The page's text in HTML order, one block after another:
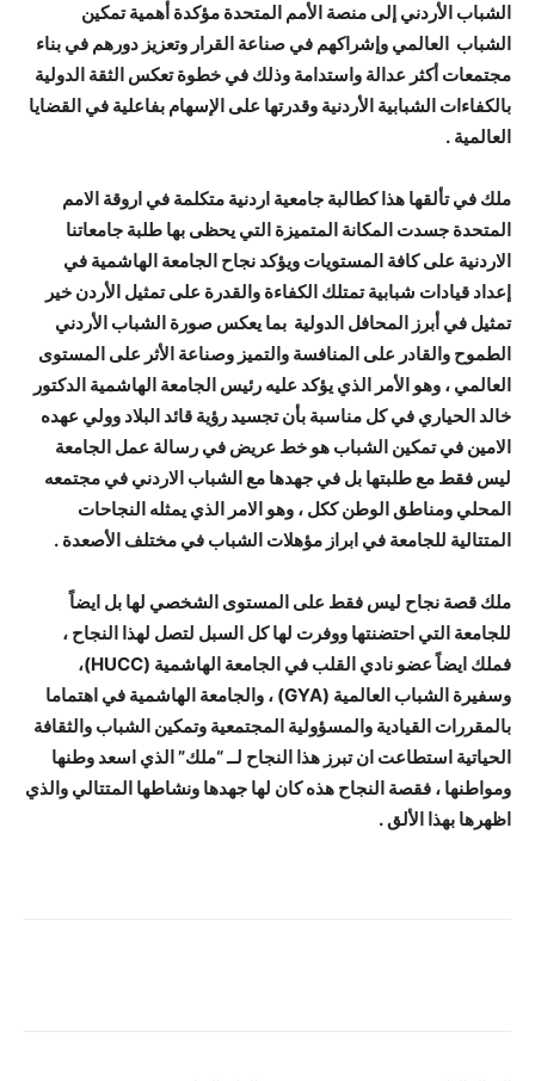
الشباب الأردني إلى منصة الأمم المتحدة مؤكدة أهمية تمكين
الشباب العالمي وإشراكهم في صناعة القرار وتعزيز دورهم في بناء
مجتمعات أكثر عدالة واستدامة وذلك في خطوة تعكس الثقة الدولية
بالكفاءات الشبابية الأردنية وقدرتها على الإسهام بفاعلية في القضايا
العالمية .
ملك في تألقها هذا كطالبة جامعية اردنية متكلمة في اروقة الامم
المتحدة جسدت المكانة المتميزة التي يحظى بها طلبة جامعاتنا
الاردنية على كافة المستويات ويؤكد نجاح الجامعة الهاشمية في
إعداد قيادات شبابية تمتلك الكفاءة والقدرة على تمثيل الأردن خير
تمثيل في أبرز المحافل الدولية بما يعكس صورة الشباب الأردني
الطموح والقادر على المنافسة والتميز وصناعة الأثر على المستوى
العالمي ، وهو الأمر الذي يؤكد عليه رئيس الجامعة الهاشمية الدكتور
خالد الحياري في كل مناسبة بأن تجسيد رؤية قائد البلاد وولي عهده
الامين في تمكين الشباب هو خط عريض في رسالة عمل الجامعة
ليس فقط مع طلبتها بل في جهدها مع الشباب الاردني في مجتمعه
المحلي ومناطق الوطن ككل ، وهو الامر الذي يمثله النجاحات
المتتالية للجامعة في ابراز مؤهلات الشباب في مختلف الأصعدة .
ملك قصة نجاح ليس فقط على المستوى الشخصي لها بل ايضاً
للجامعة التي احتضنتها ووفرت لها كل السبل لتصل لهذا النجاح ،
فملك ايضاً عضو نادي القلب في الجامعة الهاشمية (HUCC)،
وسفيرة الشباب العالمية (GYA) ، والجامعة الهاشمية في اهتماما
بالمقررات القيادية والمسؤولية المجتمعية وتمكين الشباب والثقافة
الحياتية استطاعت ان تبرز هذا النجاح لــ “ملك” الذي اسعد وطنها
ومواطنها ، فقصة النجاح هذه كان لها جهدها ونشاطها المتتالي والذي
اظهرها بهذا الألق .